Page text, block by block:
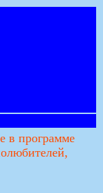
в программе